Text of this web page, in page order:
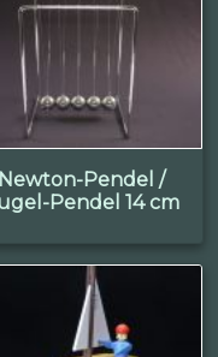
Newton-Pendel /
Pendel 14 cm